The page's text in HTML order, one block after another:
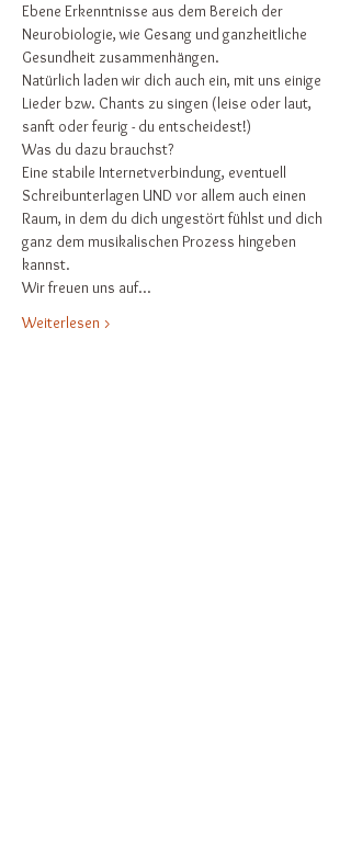
Ebene Erkenntnisse aus dem Bereich der
Neurobiologie, wie Gesang und ganzheitliche
Gesundheit zusammenhängen.
Natürlich laden wir dich auch ein, mit uns einige
Lieder bzw. Chants zu singen (leise oder laut,
sanft oder feurig - du entscheidest!)
Was du dazu brauchst?
Eine stabile Internetverbindung, eventuell
Schreibunterlagen UND vor allem auch einen
Raum, in dem du dich ungestört fühlst und dich
ganz dem musikalischen Prozess hingeben
kannst.
Wir freuen uns auf…
Weiterlesen >